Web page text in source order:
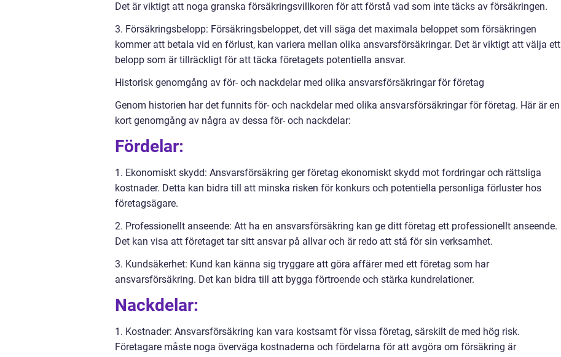
Det är viktigt att noga granska försäkringsvillkoren för att förstå vad som inte täcks av försäkringen.
3. Försäkringsbelopp: Försäkringsbeloppet, det vill säga det maximala beloppet som försäkringen
kommer att betala vid en förlust, kan variera mellan olika ansvarsförsäkringar. Det är viktigt att välja ett
belopp som är tillräckligt för att täcka företagets potentiella ansvar.
Historisk genomgång av för- och nackdelar med olika ansvarsförsäkringar för företag
Genom historien har det funnits för- och nackdelar med olika ansvarsförsäkringar för företag. Här är en
kort genomgång av några av dessa för- och nackdelar:
Fördelar:
1. Ekonomiskt skydd: Ansvarsförsäkring ger företag ekonomiskt skydd mot fordringar och rättsliga
kostnader. Detta kan bidra till att minska risken för konkurs och potentiella personliga förluster hos
företagsägare.
2. Professionellt anseende: Att ha en ansvarsförsäkring kan ge ditt företag ett professionellt anseende.
Det kan visa att företaget tar sitt ansvar på allvar och är redo att stå för sin verksamhet.
3. Kundsäkerhet: Kund kan känna sig tryggare att göra affärer med ett företag som har
ansvarsförsäkring. Det kan bidra till att bygga förtroende och stärka kundrelationer.
Nackdelar:
1. Kostnader: Ansvarsförsäkring kan vara kostsamt för vissa företag, särskilt de med hög risk.
Företagare måste noga överväga kostnaderna och fördelarna för att avgöra om försäkring är